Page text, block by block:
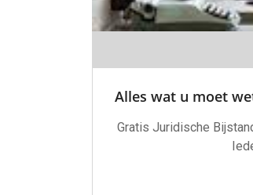
Alles wat u moet
Gratis Juridische